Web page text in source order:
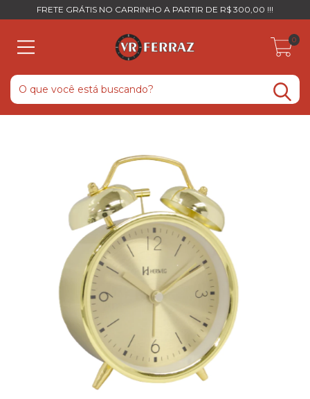
FRETE GRÁTIS NO CARRINHO A PARTIR DE R$ 300,00 !!!
0